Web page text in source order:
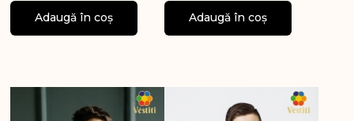
Adaugă în coș Adaugă în coș